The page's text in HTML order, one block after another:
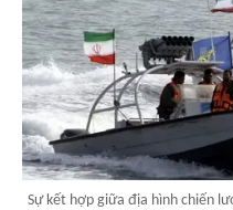
Sự kết hợp giữa địa hình chiến